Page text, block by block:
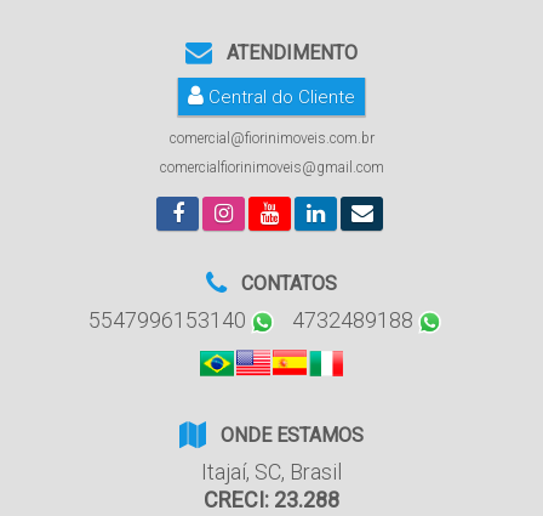
ATENDIMENTO
Central do Cliente
comercial@fiorinimoveis.com.br
comercialfiorinimoveis@gmail.com
CONTATOS
5547996153140 4732489188
ONDE ESTAMOS
Itajaí, SC, Brasil
CRECI: 23.288